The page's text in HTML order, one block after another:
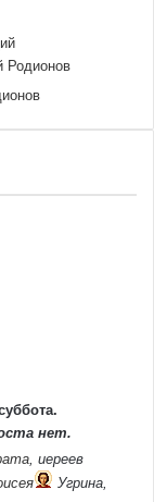
нет.
, иереев
Угрина,